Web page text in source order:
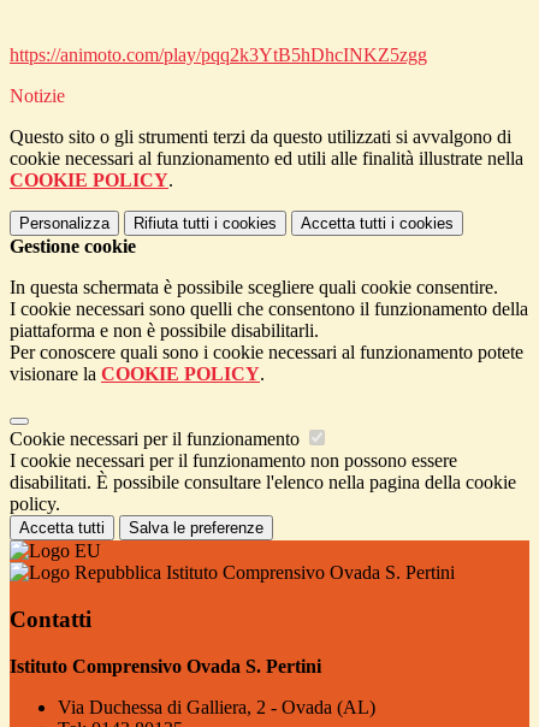
https://animoto.com/play/pqq2k3YtB5hDhcINKZ5zgg
Notizie
Questo sito o gli strumenti terzi da questo utilizzati si avvalgono di
cookie necessari al funzionamento ed utili alle finalità illustrate nella
COOKIE POLICY.
Personalizza Rifiuta tutti i cookies Accetta tutti i cookies
Gestione cookie
In questa schermata è possibile scegliere quali cookie consentire.
I cookie necessari sono quelli che consentono il funzionamento della
piattaforma e non è possibile disabilitarli.
Per conoscere quali sono i cookie necessari al funzionamento potete
visionare la COOKIE POLICY.
Cookie necessari per il funzionamento
I cookie necessari per il funzionamento non possono essere
disabilitati. È possibile consultare l'elenco nella pagina della cookie
policy.
Accetta tutti Salva le preferenze
Istituto Comprensivo Ovada S. Pertini
Contatti
Istituto Comprensivo Ovada S. Pertini
Via Duchessa di Galliera, 2 - Ovada (AL)